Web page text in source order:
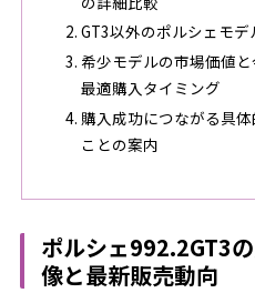
GT3以外のポルシェモ
希少モデルの市場価値
最適購入タイミング
購入成功につながる具
ことの案内
ポルシェ992.2GT3
像と最新販売動向